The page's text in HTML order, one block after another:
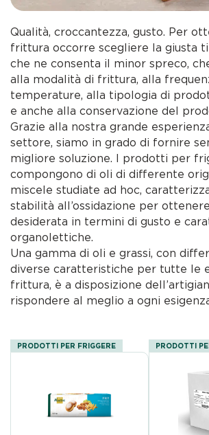
Qualità, croccantezza, gusto. Per
frittura occorre scegliere la giusta
che ne consenta il minor spreco,
alla modalità di frittura, alla
temperature, alla tipologia di
e anche alla conservazione del
Grazie alla nostra grande
settore, siamo in grado di fornire
migliore soluzione. I prodotti per
compongono di oli di differente
miscele studiate ad hoc,
stabilità all’ossidazione per
desiderata in termini di gusto e
organolettiche.
Una gamma di oli e grassi, con
diverse caratteristiche per tutte le
frittura, è a disposizione
rispondere al meglio a ogni
PRODOTTI PER FRIGGERE PRODOTTI